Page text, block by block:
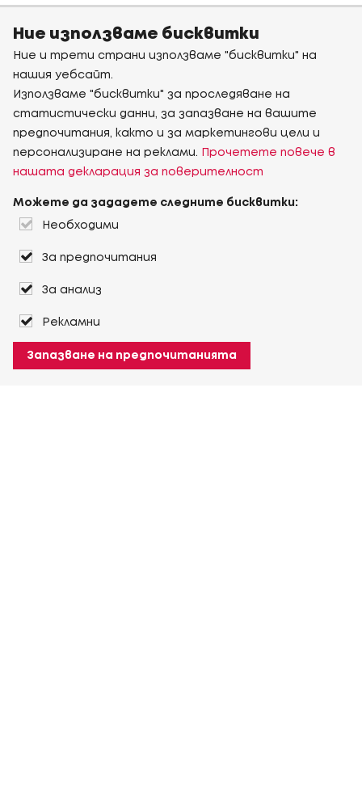
Ние използваме бисквитки
Ние и трети страни използваме "бисквитки" на
нашия уебсайт.
Използваме "бисквитки" за проследяване на
статистически данни, за запазване на вашите
предпочитания, както и за маркетингови цели и
персонализиране на реклами.
Прочетете повече в
нашата декларация за поверителност
Можете да зададете следните бисквитки:
Необходими
За предпочитания
За анализ
Рекламни
Запазване на предпочитанията